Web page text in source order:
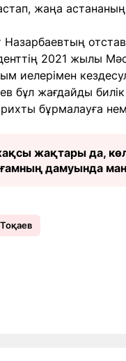
жаңа астананың
2021 жылы
иелерімен
бұл жағдайды
бұрмалауға
жақтары да,
дамуында